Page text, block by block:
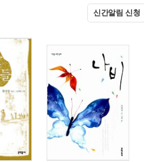
신간알림 신청